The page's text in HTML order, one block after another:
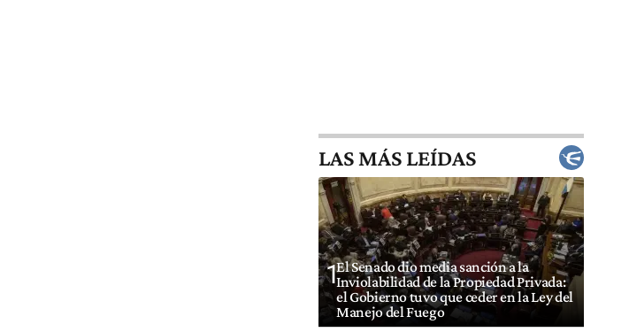
LAS MÁS LEÍDAS
1El Senado dio media sanción a la
Inviolabilidad de la Propiedad Privada:
el Gobierno tuvo que ceder en la Ley del
Manejo del Fuego